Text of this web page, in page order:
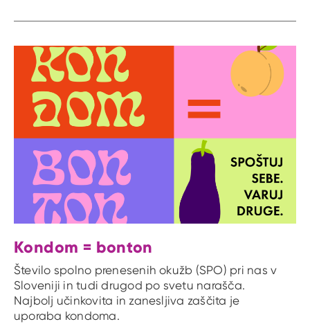
Kondom = bonton
Število spolno prenesenih okužb (SPO) pri nas v
Sloveniji in tudi drugod po svetu narašča.
Najbolj učinkovita in zanesljiva zaščita je
uporaba kondoma.